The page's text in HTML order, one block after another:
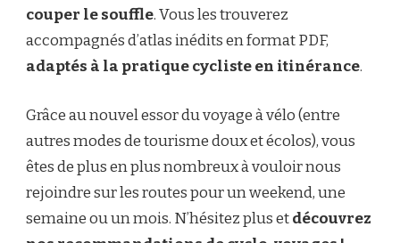
couper le souffle. Vous les trouverez
accompagnés d’atlas inédits en format PDF,
adaptés à la pratique cycliste en itinérance.
Grâce au nouvel essor du voyage à vélo (entre
autres modes de tourisme doux et écolos), vous
êtes de plus en plus nombreux à vouloir nous
rejoindre sur les routes pour un weekend, une
semaine ou un mois. N’hésitez plus etdécouvrez